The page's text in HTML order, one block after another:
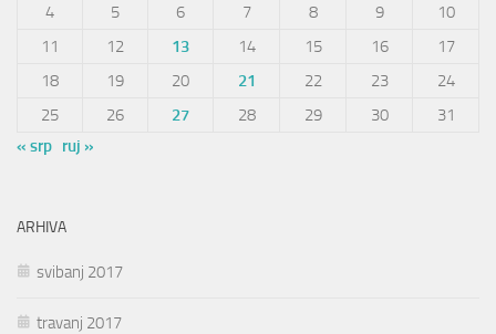
4
5 6 7 8 9
10
11
12 13 14 15 16
17
18
19 20 21 22 23
24
25
26 27 28 29 30
31
« srp ruj »
ARHIVA
svibanj 2017
travanj 2017